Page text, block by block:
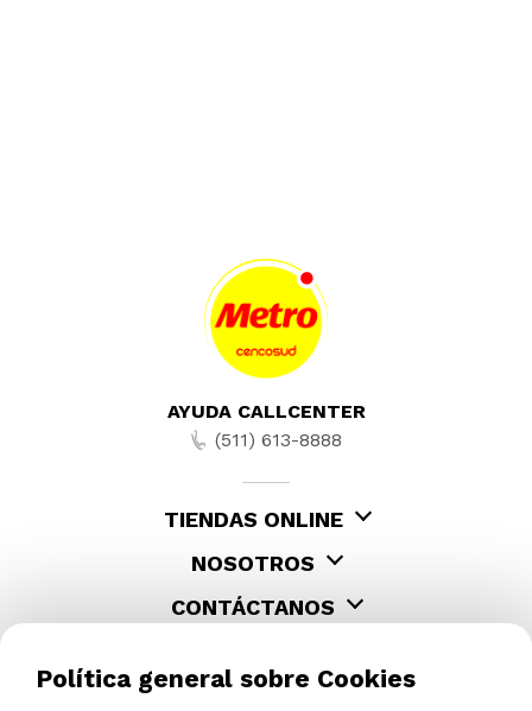
AYUDA CALLCENTER
(511) 613-8888
TIENDAS ONLINE
NOSOTROS
CONTÁCTANOS
Política general sobre Cookies